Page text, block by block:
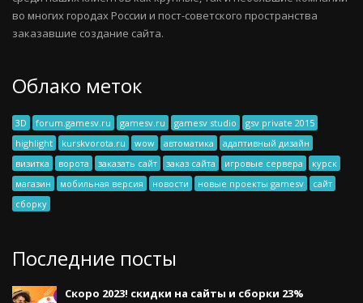
во многих городах России и пост-советского пространства
заказавшие создание сайта.
Облако меток
3D forum.gamesv.ru gamesv.ru gamesv studio
gsv private 2015
highlight
kurskvorota.ru wow автоматика
адаптивный дизайн
визитка
ворота заказать сайт заказ сайта игровые сервера
курск
магазин
мобильная версия новости новые проекты gamesv
сайт
сборку
Последние посты
Скоро 2023! скидки на сайты и сборки 23%